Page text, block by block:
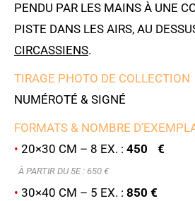
PENDU PAR LES MAINS À UNE
PISTE DANS LES AIRS, AU
CIRCASSIENS.
TIRAGE PHOTO DE COLLECTION
NUMÉROTÉ & SIGNÉ
FORMATS & NOMBRE
• 20×30 CM – 8 EX. : 450 €
À PARTIR DU 5E : 650 €
• 30×40 CM – 5 EX. : 850 €